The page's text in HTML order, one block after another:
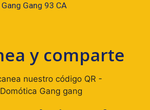
Gang 93 CA
y comparte